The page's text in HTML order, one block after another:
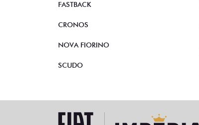
FASTBACK
CRONOS
NOVA FIORINO
SCUDO